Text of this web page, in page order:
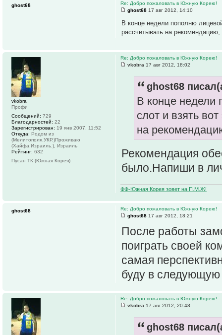
Re: Добро пожаловать в Южную Корею!
ghost68 17 авг 2012, 14:10
В конце недели пополню
рассчитывать на
ghost68
Re: Добро пожаловать в Южную Корею!
vkobra 17 авг 2012, 18:02
ghost68
В конце недели
слот и взять
на
Рекомендация
было.Напиши в
ФФ-Южная Корея зовет на П.М.Ж!
vkobra
Профи
Сообщений: 729
Благодарностей: 22
Зарегистрирован: 19 янв 2007, 11:52
Откуда: Родом из
(Мелитополя.УКР.)Проживаю
(Хайфа,Израиль.), Израиль
Рейтинг: 632
Пусан ТК (Южная Корея)
Re: Добро пожаловать в Южную Корею!
ghost68 17 авг 2012, 18:21
После работы
поиграть своей
самая
буду в следующую
ghost68
Re: Добро пожаловать в Южную Корею!
vkobra 17 авг 2012, 20:48
ghost68